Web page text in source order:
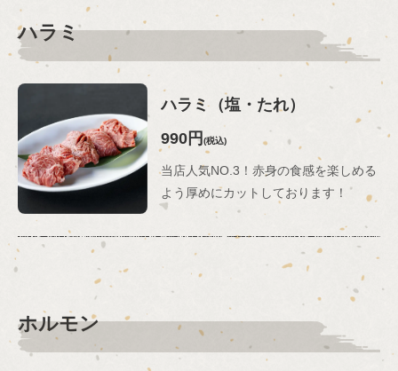
ハラミ
ハラミ（塩・たれ）
990円(税込)
当店人気NO.3！赤身の食感を楽しめる
よう厚めにカットしております！
ホルモン